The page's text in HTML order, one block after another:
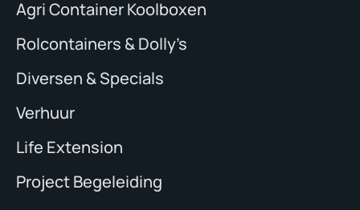
Agri Container Koolboxen
Rolcontainers & Dolly’s
Diversen & Specials
Verhuur
Life Extension
Project Begeleiding